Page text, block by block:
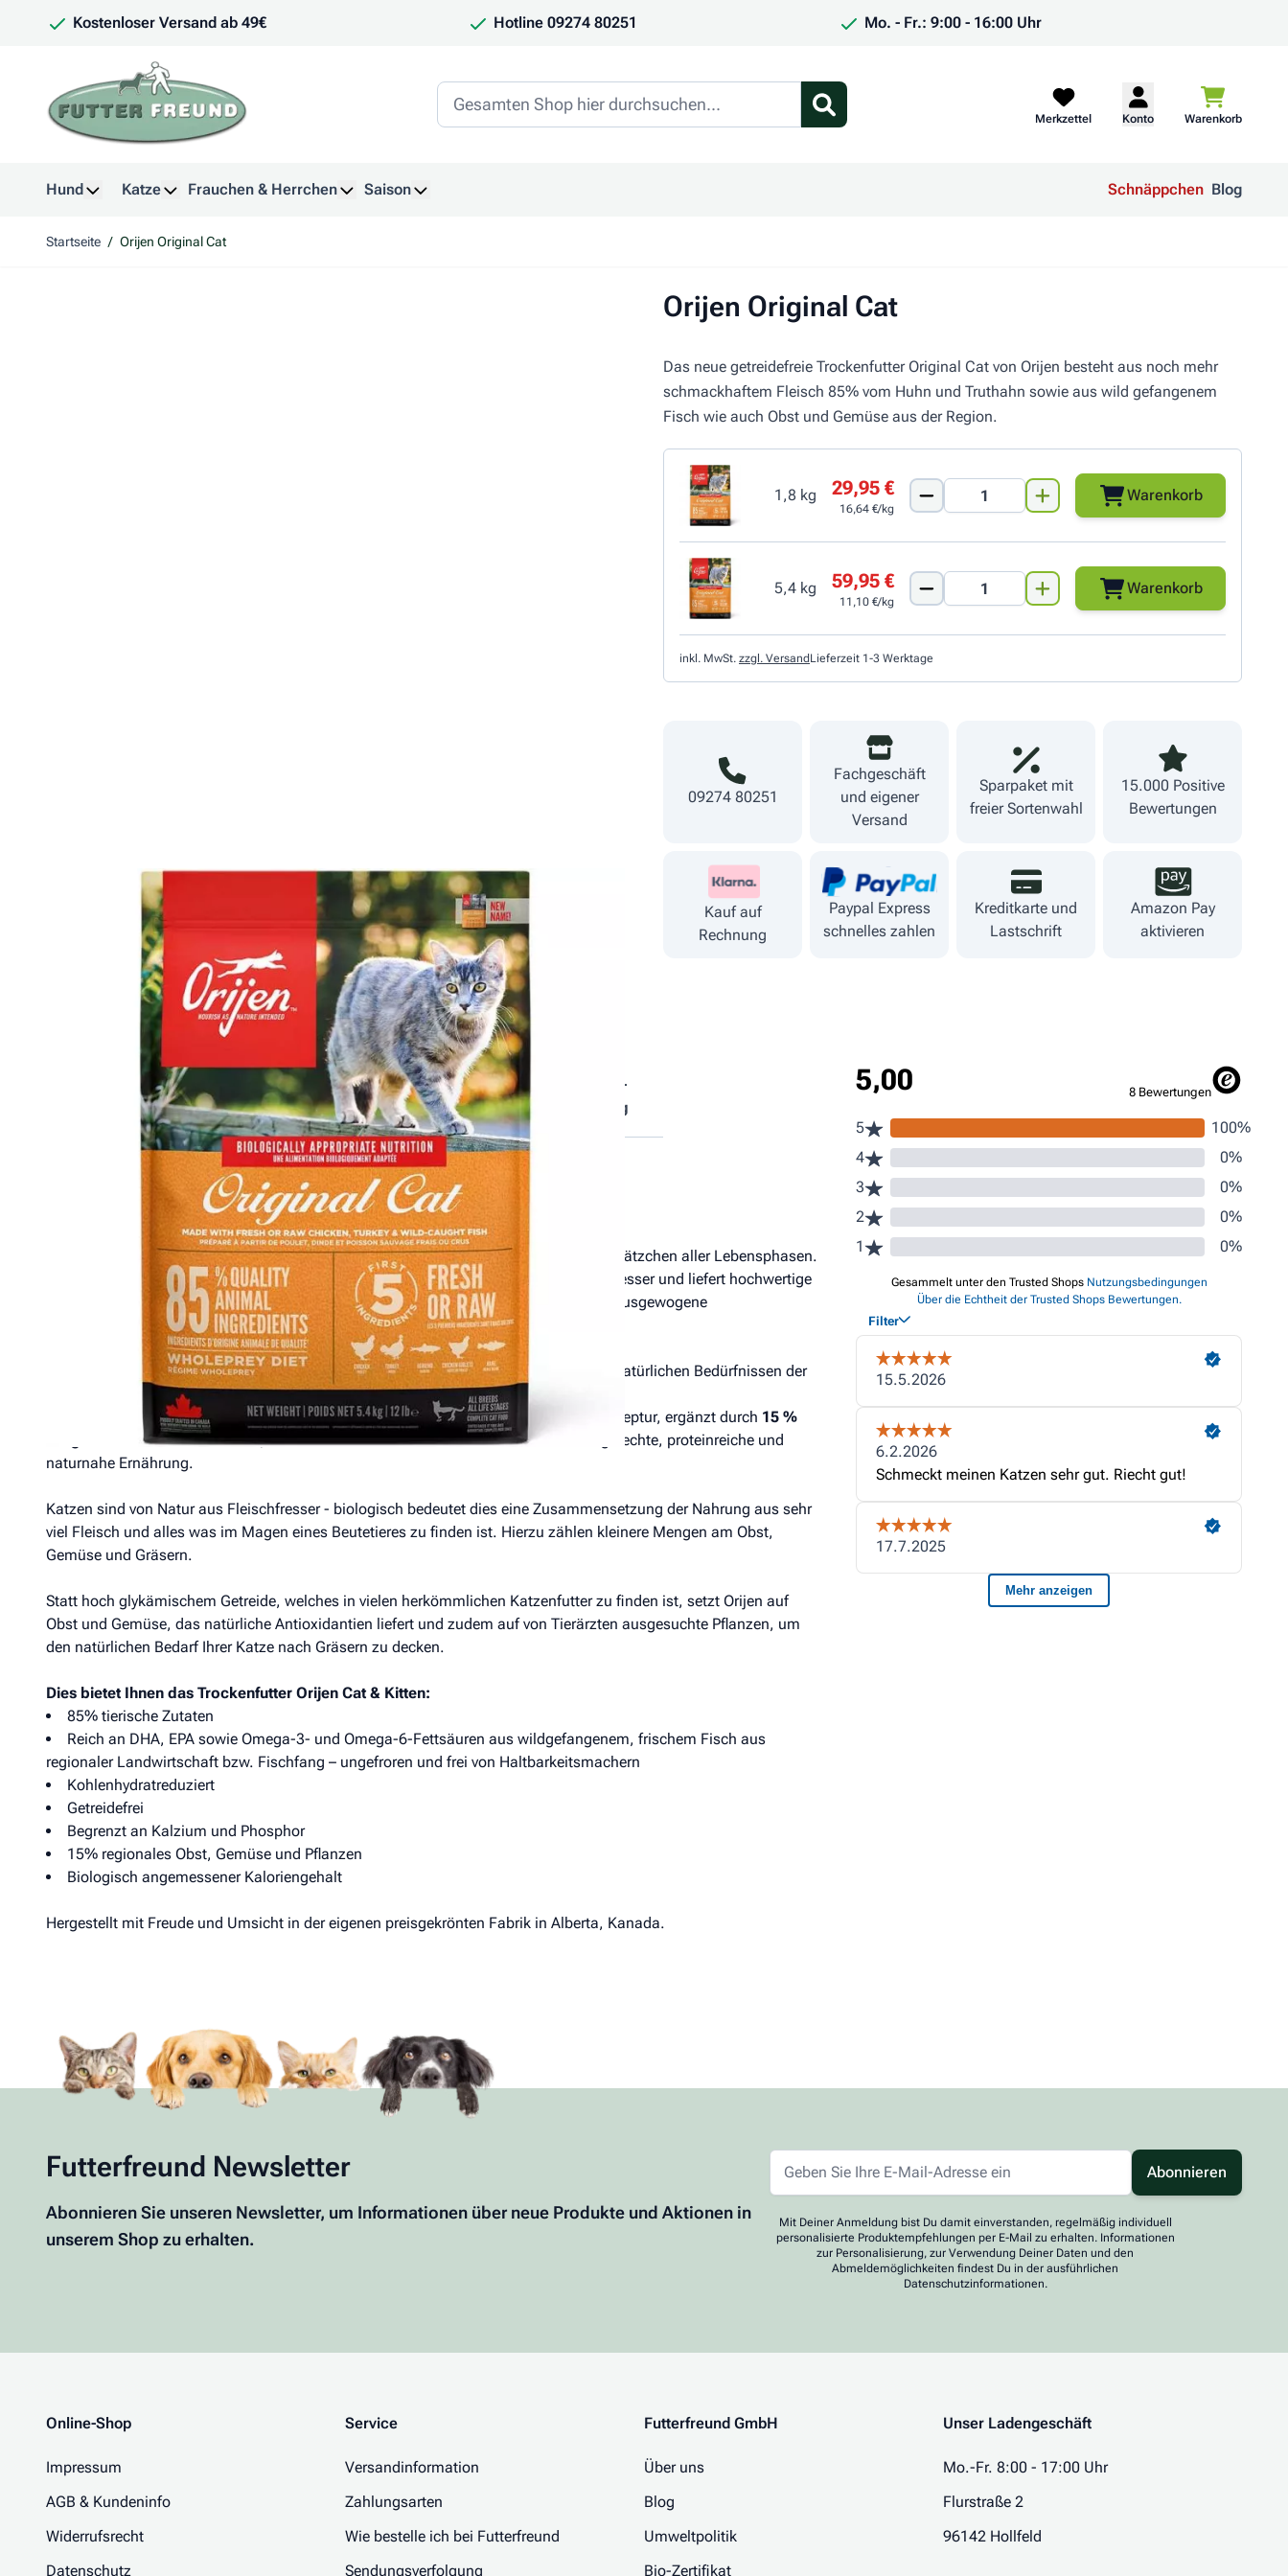
Kostenloser Versand ab 49€ Hotline 09274 80251 Mo. - Fr.: 9:00 - 16:00 Uhr
Merkzettel Konto Warenkorb
Hund
Katze
Frauchen & Herrchen
Saison
Schnäppchen Blog
Startseite / Orijen Original Cat
Orijen Original Cat
Das neue getreidefreie Trockenfutter Original Cat von Orijen besteht aus noch mehr
schmackhaftem Fleisch 85% vom Huhn und Truthahn sowie aus wild gefangenem
Fisch wie auch Obst und Gemüse aus der Region.
1,8 kg 29,95 €
16,64 €/kg
Warenkorb
5,4 kg 59,95 €
11,10 €/kg
Warenkorb
inkl. MwSt. zzgl. Versand Lieferzeit 1-3 Werktage
09274 80251
Fachgeschäft
und eigener
Versand
Sparpaket mit
freier Sortenwahl
15.000 Positive
Bewertungen
Kauf auf
Rechnung
Paypal Express
schnelles zahlen
Kreditkarte und
Lastschrift
Amazon Pay
aktivieren
Produkt­details
Orijen Original Cat
Alleinfuttermittel für alle Katzen
Orijen Cat & Kitten ist ein biologisch angemessenes Alleinfuttermittel für Katzen und Kätzchen aller Lebensphasen.
Die Rezeptur orientiert sich an der natürlichen Ernährung der Katze als reiner Fleischfresser und liefert hochwertige
Nährstoffe aus frischen und rohen Zutaten. Ideal für eine artgerechte, natürliche und ausgewogene
Katzenernährung.
85-15-0 Ernährungskonzept von Orijenorientiert sich konsequent an den natürlichen Bedürfnissen der
Katze als Fleischfresser.
85 % hochwertige tierische Proteineaus Geflügel und Fisch bilden die Basis der Rezeptur, ergänzt durch 15 %
ausgewählte Zutaten aus Obst, Gemüse und Gräsern.0 % Getreide- für eine artgerechte, proteinreiche und
naturnahe Ernährung.
Katzen sind von Natur aus Fleischfresser - biologisch bedeutet dies eine Zusammensetzung der Nahrung aus sehr
viel Fleisch und alles was im Magen eines Beutetieres zu finden ist. Hierzu zählen kleinere Mengen am Obst,
Gemüse und Gräsern.
Statt hoch glykämischem Getreide, welches in vielen herkömmlichen Katzenfutter zu finden ist, setzt Orijen auf
Obst und Gemüse, das natürliche Antioxidantien liefert und zudem auf von Tierärzten ausgesuchte Pflanzen, um
den natürlichen Bedarf Ihrer Katze nach Gräsern zu decken.
Dies bietet Ihnen das Trockenfutter Orijen Cat & Kitten:
85% tierische Zutaten
Reich an DHA, EPA sowie Omega-3- und Omega-6-Fettsäuren aus wildgefangenem, frischem Fisch aus
regionaler Landwirtschaft bzw. Fischfang – ungefroren und frei von Haltbarkeitsmachern
Kohlenhydratreduziert
Getreidefrei
Begrenzt an Kalzium und Phosphor
15% regionales Obst, Gemüse und Pflanzen
Biologisch angemessener Kaloriengehalt
Hergestellt mit Freude und Umsicht in der eigenen preisgekrönten Fabrik in Alberta, Kanada.
Zusammen­setzung
Analytische
Bestandteile
Fütterungs­
empfehlung
Futterfreund Newsletter
Abonnieren Sie unseren Newsletter, um Informationen über neue Produkte und Aktionen in
unserem Shop zu erhalten.
Abonnieren
Mit Deiner Anmeldung bist Du damit einverstanden, regelmäßig individuell
personalisierte Produktempfehlungen per E-Mail zu erhalten. Informationen
zur Personalisierung, zur Verwendung Deiner Daten und den
Abmeldemöglichkeiten findest Du in der ausführlichen
Datenschutzinformationen.
Online-Shop
Impressum
AGB & Kundeninfo
Widerrufsrecht
Datenschutz
Service
Versandinformation
Zahlungsarten
Wie bestelle ich bei Futterfreund
Sendungsverfolgung
Futterfreund GmbH
Über uns
Blog
Umweltpolitik
Bio-Zertifikat
Unser Ladengeschäft
Mo.-Fr. 8:00 - 17:00 Uhr
Flurstraße 2
96142 Hollfeld